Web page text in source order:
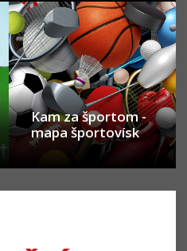
Kam za športom -
mapa športovísk